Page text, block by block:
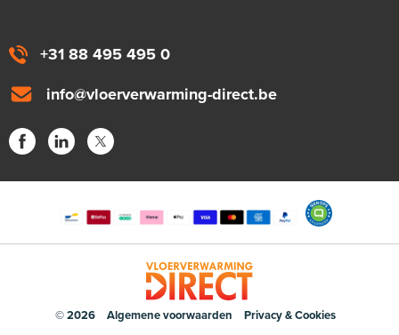
+31 88 495 495 0
info@vloerverwarming-direct.be
© 2026 Algemene voorwaarden Privacy & Cookies